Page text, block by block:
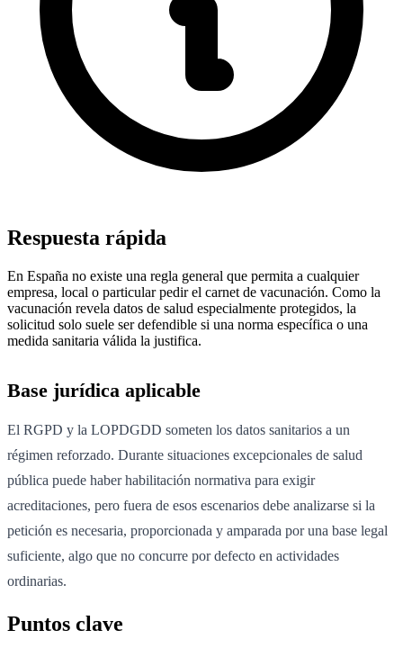
Respuesta rápida
En España no existe una regla general que permita a cualquier
empresa, local o particular pedir el carnet de vacunación. Como la
vacunación revela datos de salud especialmente protegidos, la
solicitud solo suele ser defendible si una norma específica o una
medida sanitaria válida la justifica.
Base jurídica aplicable
El RGPD y la LOPDGDD someten los datos sanitarios a un
régimen reforzado. Durante situaciones excepcionales de salud
pública puede haber habilitación normativa para exigir
acreditaciones, pero fuera de esos escenarios debe analizarse si la
petición es necesaria, proporcionada y amparada por una base legal
suficiente, algo que no concurre por defecto en actividades
ordinarias.
Puntos clave